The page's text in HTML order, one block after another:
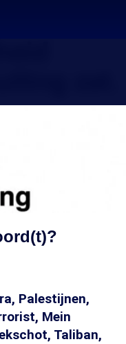
Palestijnen,
Mein
Taliban,